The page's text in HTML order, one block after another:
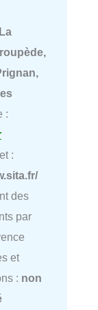
La
:
:
des
par
et
: non